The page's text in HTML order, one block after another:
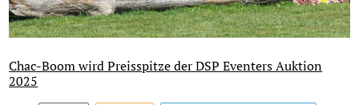
Chac-Boom wird Preisspitze der DSP Eventers Auktion
2025